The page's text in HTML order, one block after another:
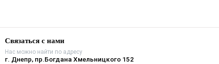
Связаться с нами
Нас можно найти по адресу
г. Днепр, пр.Богдана Хмельницкого 152